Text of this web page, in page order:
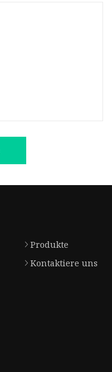
Produkte
Kontaktiere uns